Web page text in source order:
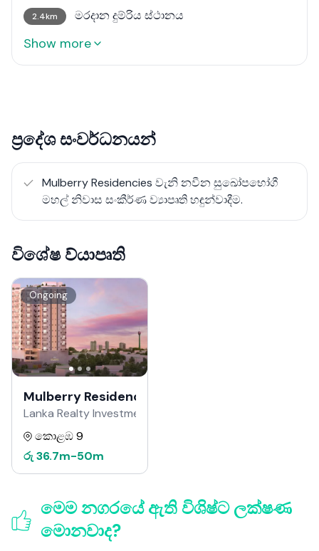
2.4km මරදාන දුම්රිය ස්ථානය
Show more
ප්‍රදේශ සංවර්ධනයන්
Mulberry Residencies වැනි නවීන සුඛෝපභෝගී
මහල් නිවාස සංකීර්ණ ව්‍යාපෘති හඳුන්වාදීම.
විශේෂ ව්යාපෘති
Ongoing
Mulberry Residence
කොළඹ 9
රු 36.7m-50m
මෙම නගරයේ ඇති විශිෂ්ට ලක්ෂණ
මොනවාද?